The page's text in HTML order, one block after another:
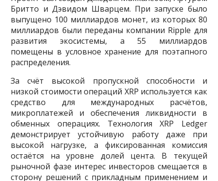
Бритто и Дэвидом Шварцем. При запуске было
выпущено 100 миллиардов монет, из которых 80
миллиардов были переданы компании Ripple для
развития экосистемы, а 55 миллиардов
помещены в условное хранение для поэтапного
распределения.
За счёт высокой пропускной способности и
низкой стоимости операций XRP используется как
средство для международных расчётов,
микроплатежей и обеспечения ликвидности в
обменных операциях. Технология XRP Ledger
демонстрирует устойчивую работу даже при
высокой нагрузке, а фиксированная комиссия
остаётся на уровне долей цента. В текущей
рыночной фазе интерес инвесторов смещается в
сторону решений с прикладным применением и